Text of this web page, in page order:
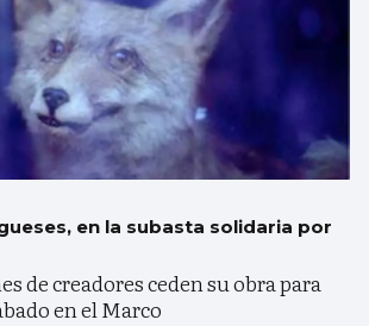
en la subasta solidaria por
de creadores ceden su obra para
en el Marco